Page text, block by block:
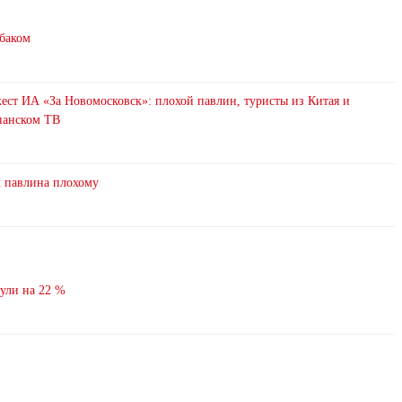
ИА «За Новомосковск»: плохой павлин, туристы из Китая и
ТВ
павлина плохому
на 22 %